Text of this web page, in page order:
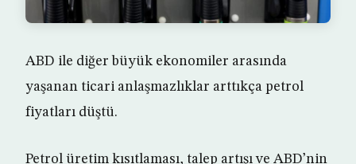
ABD ile diğer büyük ekonomiler arasında
yaşanan ticari anlaşmazlıklar arttıkça petrol
fiyatları düştü.
Petrol üretim kısıtlaması, talep artışı ve ABD’nin